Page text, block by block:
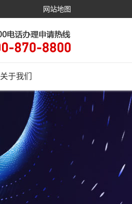
网站地图
关于我们